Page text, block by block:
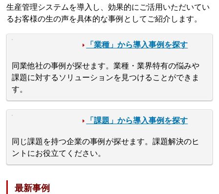
生産管理システムを導入し、効果的にご活用いただいてい
るお客様の生の声を具体的な事例としてご紹介します。
「業種」から導入事例を探す
同業他社の事例が探せます。業種・業界特有の悩みや
課題に対するソリューションを見つけることができま
す。
「課題」から導入事例を探す
同じ課題を持つ企業の事例が探せます。課題解決のヒ
ントにお役立てください。
最新事例